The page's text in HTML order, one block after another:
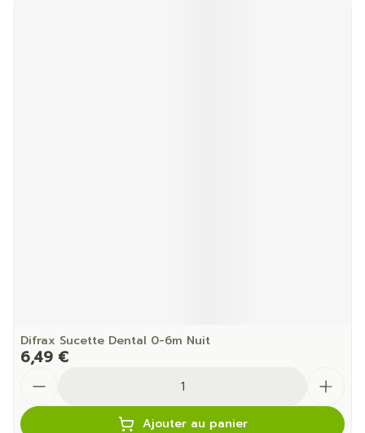
Difrax Sucette Dental 0-6m Nuit
6,49 €
Ajouter au panier